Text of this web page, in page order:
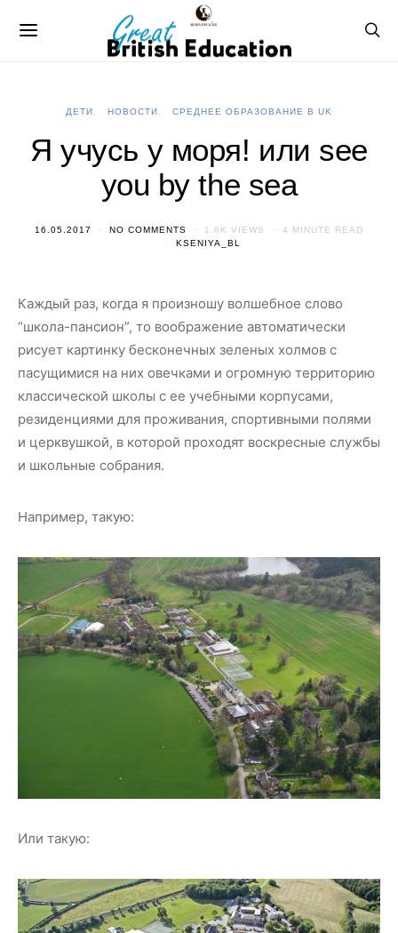
ДЕТИ НОВОСТИ СРЕДНЕЕ ОБРАЗОВАНИЕ В UK
Я учусь у моря! или see
you by the sea
16.05.2017 NO COMMENTS 1.6K VIEWS
4 MINUTE READ
KSENIYA_BL
Каждый раз, когда я произношу волшебное слово
“школа-пансион”, то воображение автоматически
рисует картинку бесконечных зеленых холмов с
пасущимися на них овечками и огромную территорию
классической школы с ее учебными корпусами,
резиденциями для проживания, спортивными полями
и церквушкой, в которой проходят воскресные службы
и школьные собрания.
Например, такую:
Или такую: